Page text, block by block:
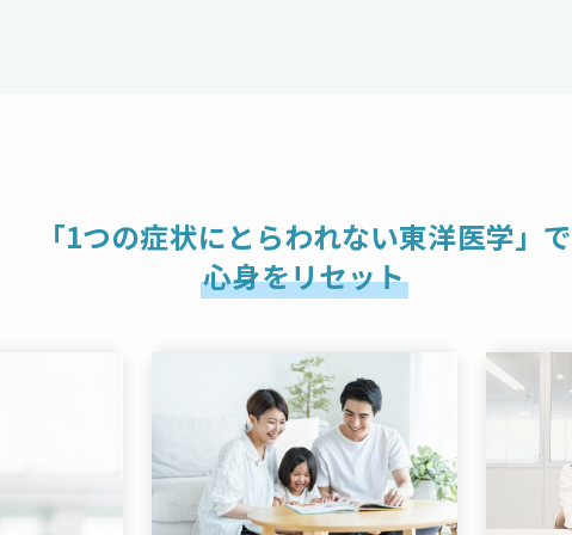
「1つの症状にとらわれない東洋医学」で
心身をリセット